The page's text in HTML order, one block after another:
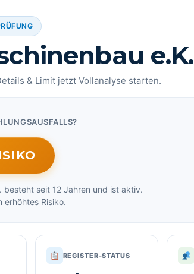
e.K.
& Limit jetzt Vollanalyse starten.
besteht seit 12 Jahren und ist aktiv.
erhöhtes Risiko.
REGISTER-STATUS